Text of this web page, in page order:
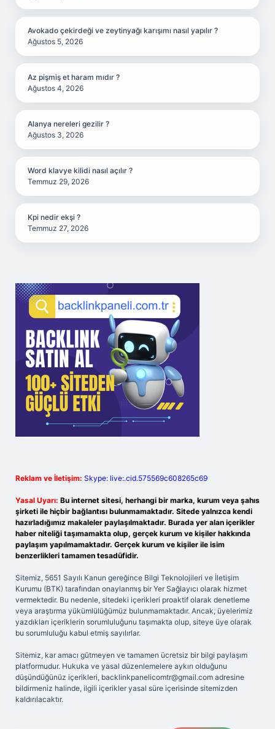
Avokado çekirdeği ve zeytinyağı karışımı nasıl yapılır ?
Ağustos 5, 2026
Az pişmiş et haram mıdır ?
Ağustos 4, 2026
Alanya nereleri gezilir ?
Ağustos 3, 2026
Word klavye kilidi nasıl açılır ?
Temmuz 29, 2026
Kpi nedir ekşi ?
Temmuz 27, 2026
Reklam ve İletişim: Skype: live:.cid.575569c608265c69
Yasal Uyarı: Bu internet sitesi, herhangi bir marka, kurum veya şahıs
şirketi ile hiçbir bağlantısı bulunmamaktadır. Sitede yalnızca kendi
hazırladığımız makaleler paylaşılmaktadır. Burada yer alan içerikler
haber niteliği taşımamakta olup, gerçek kurum ve kişiler hakkında
paylaşım yapılmamaktadır. Gerçek kurum ve kişiler ile isim
benzerlikleri tamamen tesadüfidir.
Sitemiz, 5651 Sayılı Kanun gereğince Bilgi Teknolojileri ve İletişim
Kurumu (BTK) tarafından onaylanmış bir Yer Sağlayıcı olarak hizmet
vermektedir. Bu nedenle, sitedeki içerikleri proaktif olarak denetleme
veya araştırma yükümlülüğümüz bulunmamaktadır. Ancak, üyelerimiz
yazdıkları içeriklerin sorumluluğunu taşımakta olup, siteye üye olarak
bu sorumluluğu kabul etmiş sayılırlar.
Sitemiz, kar amacı gütmeyen ve tamamen ücretsiz bir bilgi paylaşım
platformudur. Hukuka ve yasal düzenlemelere aykırı olduğunu
düşündüğünüz içerikleri, backlinkpanelicomtr@gmail.com adresine
bildirmeniz halinde, ilgili içerikler yasal süre içerisinde sitemizden
kaldırılacaktır.